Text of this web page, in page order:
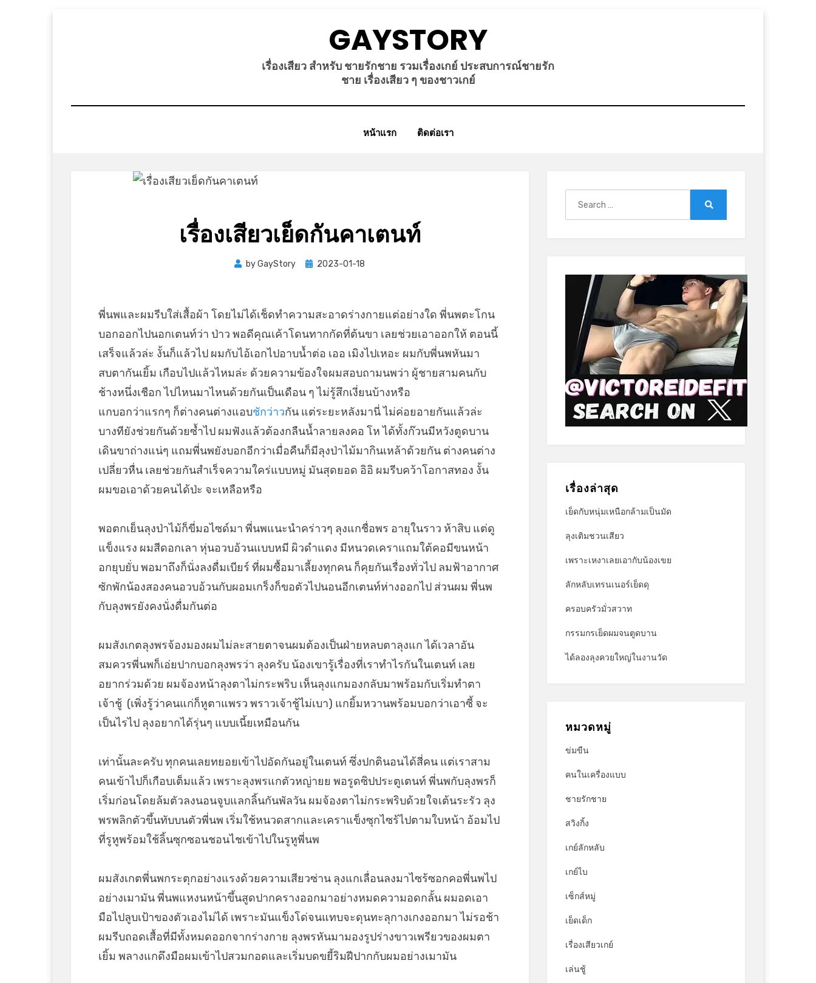
GAYSTORY
เรื่องเสียว สำหรับ ชายรักชาย รวมเรื่องเกย์ ประสบการณ์ชายรัก
ชาย เรื่องเสียว ๆ ของชาวเกย์
หน้าแรก ติดต่อเรา
เรื่องเสียวเย็ดกันคาเตนท์
byGayStory
Posted
2023-01-18
พี่นพและผมรีบใส่เสื้อผ้า โดยไม่ได้เช็ดทำความสะอาดร่างกายแต่อย่างใด พี่นพตะโกน
บอกออกไปนอกเตนท์ว่า ป่าว พอดีคุณเค้าโดนทากกัดที่ต้นขา เลยช่วยเอาออกให้ ตอนนี้
เสร็จแล้วล่ะ งั้นก็แล้วไป ผมกับไอ้เอกไปอาบน้ำต่อ เออ เมิงไปเหอะ ผมกับพี่นพหันมา
สบตากันเยิ้ม เกือบไปแล้วไหมล่ะ ด้วยความข้องใจผมสอบถามนพว่า ผู้ชายสามคนกับ
ช้างหนึ่งเชือก ไปไหนมาไหนด้วยกันเป็นเดือน ๆ ไม่รู้สึกเงี่ยนบ้างหรือ
แกบอกว่าแรกๆ ก็ต่างคนต่างแอบชักว่าวกัน แต่ระยะหลังมานี่ ไม่ค่อยอายกันแล้วล่ะ
บางทียังช่วยกันด้วยซ้ำไป ผมฟังแล้วต้องกลืนน้ำลายลงคอ โห ได้ทั้งก๊วนมีหวังตูดบาน
เดินขาถ่างแน่ๆ แถมพี่นพยังบอกอีกว่าเมื่อคืนก็มีลุงป่าไม้มากินเหล้าด้วยกัน ต่างคนต่าง
เปลี่ยวหื่น เลยช่วยกันสำเร็จความใคร่แบบหมู่ มันสุดยอด อิอิ ผมรีบคว้าโอกาสทอง งั้น
ผมขอเอาด้วยคนได้ป่ะ จะเหลือหรือ
พอตกเย็นลุงป่าไม้ก็ขี่มอไซด์มา พี่นพแนะนำคร่าวๆ ลุงแกชื่อพร อายุในราว ห้าสิบ แต่ดู
แข็งแรง ผมสีดอกเลา หุ่นอวบอ้วนแบบหมี ผิวดำแดง มีหนวดเคราแถมใต้คอมีขนหน้า
อกยุบยั่บ พอมาถึงก็นั่งลงดื่มเบียร์ ที่ผมซื้อมาเลี้ยงทุกคน ก็คุยกันเรื่องทั่วไป ลมฟ้าอากาศ
ซักพักน้องสองคนอวบอ้วนกับผอมเกร็งก็ขอตัวไปนอนอีกเตนท์ห่างออกไป ส่วนผม พี่นพ
กับลุงพรยังคงนั่งดื่มกันต่อ
ผมสังเกตลุงพรจ้องมองผมไม่ละสายตาจนผมต้องเป็นฝ่ายหลบตาลุงแก ได้เวลาอัน
สมควรพี่นพก็เอ่ยปากบอกลุงพรว่า ลุงครับ น้องเขารู้เรื่องที่เราทำไรกันในเตนท์ เลย
อยากร่วมด้วย ผมจ้องหน้าลุงตาไม่กระพริบ เห็นลุงแกมองกลับมาพร้อมกับเริ่มทำตา
เจ้าชู้ (เพิ่งรู้ว่าคนแก่ก็หูตาแพรว พราวเจ้าชู้ไม่เบา) แกยิ้มหวานพร้อมบอกว่าเอาซี้ จะ
เป็นไรไป ลุงอยากได้รุ่นๆ แบบเนี้ยเหมือนกัน
เท่านั้นละครับ ทุกคนเลยทยอยเข้าไปอัดกันอยู่ในเตนท์ ซึ่งปกตินอนได้สี่คน แต่เราสาม
คนเข้าไปก็เกือบเต็มแล้ว เพราะลุงพรแกตัวหญ่ายย พอรูดซิปประตูเตนท์ พี่นพกับลุงพรก็
เริ่มก่อนโดยล้มตัวลงนอนจูบแลกลิ้นกันพัลวัน ผมจ้องตาไม่กระพริบด้วยใจเต้นระรัว ลุง
พรพลิกตัวขึ้นทับบนตัวพี่นพ เริ่มใช้หนวดสากและเคราแข็งซุกไซร้ไปตามใบหน้า อ้อมไป
ที่รูหูพร้อมใช้ลิ้นซุกซอนชอนไชเข้าไปในรูหูพี่นพ
ผมสังเกตพี่นพกระตุกอย่างแรงด้วยความเสียวซ่าน ลุงแกเลื่อนลงมาไซร้ซอกคอพี่นพไป
อย่างเมามัน พี่นพแหงนหน้าขึ้นสูดปากครางออกมาอย่างหมดความอดกลั้น ผมอดเอา
มือไปลูบเป้าของตัวเองไม่ได้ เพราะมันแข็งโด่จนแทบจะดุนทะลุกางเกงออกมา ไม่รอช้า
ผมรีบถอดเสื้อที่มีทั้งหมดออกจากร่างกาย ลุงพรหันมามองรูปร่างขาวเพรียวของผมตา
เยิ้ม พลางแกดึงมือผมเข้าไปสวมกอดและเริ่มบดขยี้ริมฝีปากกับผมอย่างเมามัน
เรื่องล่าสุด
เย็ดกับหนุ่มเหนือกล้ามเป็นมัด
ลุงเติมชวนเสียว
เพราะเหงาเลยเอากับน้องเขย
ลักหลับเทรนเนอร์เย็ดดุ
ครอบครัวมั่วสวาท
กรรมกรเย็ดผมจนตูดบาน
ได้ลองลุงควยใหญ่ในงานวัด
หมวดหมู่
ข่มขืน
คนในเครื่องแบบ
ชายรักชาย
สวิงกิ้ง
เกย์ลักหลับ
เกย์ไบ
เซ็กส์หมู่
เย็ดเด็ก
เรื่องเสียวเกย์
เล่นชู้